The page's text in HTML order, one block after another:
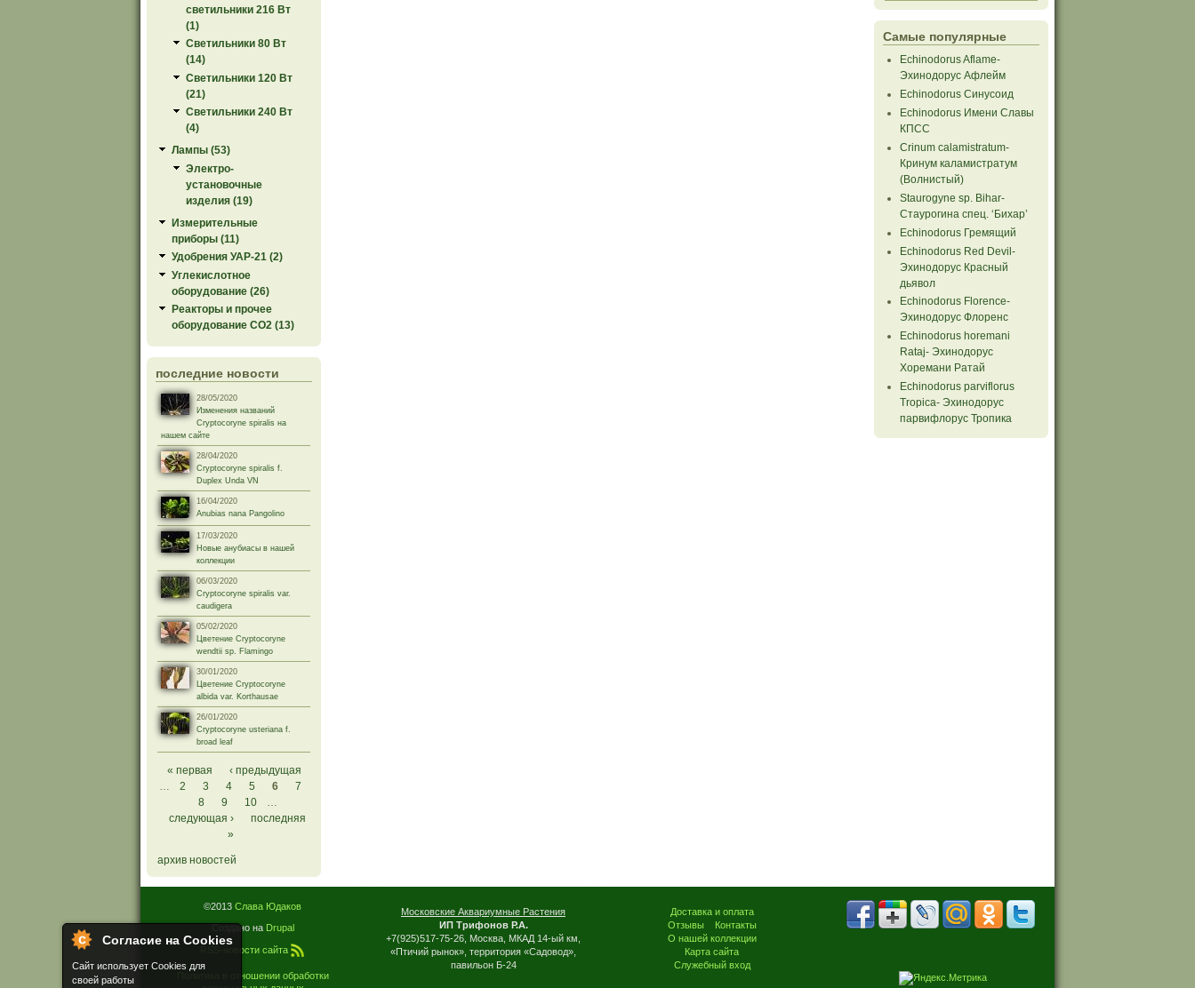
Согласие на Cookies
Сайт использует Cookies для
своей работы
светильники 216 Вт
(1)
Светильники 80 Вт
(14)
Светильники 120 Вт
(21)
Светильники 240 Вт
(4)
Лампы (53)
Электро-
установочные
изделия (19)
Измерительные
приборы (11)
Удобрения УАР-21 (2)
Углекислотное
оборудование (26)
Реакторы и прочее
оборудование СО2 (13)
последние новости
28/05/2020
Изменения названий
Cryptocoryne spiralis на
нашем сайте
28/04/2020
Cryptocoryne spiralis f.
Duplex Unda VN
16/04/2020
Anubias nana Pangolino
17/03/2020
Новые анубиасы в нашей
коллекции
06/03/2020
Cryptocoryne spiralis var.
caudigera
05/02/2020
Цветение Cryptocoryne
wendtii sp. Flamingo
30/01/2020
Цветение Cryptocoryne
albida var. Korthausae
26/01/2020
Cryptocoryne usteriana f.
broad leaf
« первая
‹ предыдущая
2 3 4 5 6
7
8
9 10
следующая ›
последняя
»
архив новостей
Самые популярные
Echinodorus Aflame-
Эхинодорус Афлейм
Echinodorus Синусоид
Echinodorus Имени Славы
КПСС
Crinum calamistratum-
Кринум каламистратум
(Волнистый)
Staurogyne sp. Bihar-
Стаурогина спец. ‘Бихар’
Echinodorus Гремящий
Echinodorus Red Devil-
Эхинодорус Красный
дьявол
Echinodorus Florence-
Эхинодорус Флоренс
Echinodorus horemani
Rataj- Эхинодорус
Хоремани Ратай
Echinodorus parviflorus
Tropiсa- Эхинодорус
парвифлорус Тропика
©2013 Слава Юдаков
Создано на Drupal
RSS-новости сайта
Политика в отношении обработки
Московские Аквариумные Растения
ИП Трифонов Р.А.
+7(925)517-75-26, Москва, МКАД 14-ый км,
«Птичий рынок», территория «Садовод»,
павильон Б-24
Доставка и оплата
Отзывы
Контакты
О нашей коллекции
Карта сайта
Служебный вход